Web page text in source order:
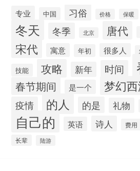
专业 中国 习俗 价格 保暖
冬天 冬季 北京 唐代
宋代 寓意 年初 很多人
技能
攻略 新年 时间
春节期间 是一个 梦幻
疫情 的人 的是 礼物
自己的 英语 诗人 费用
长辈 陆游